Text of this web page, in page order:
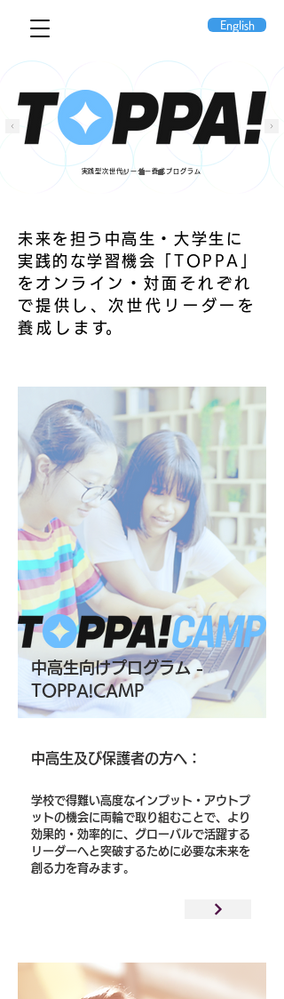
English
​実践型次世代リーダー養成プログラム
未来を担う中高生・大学生に
実践的な学習機会「TOPPA」
を オンライン・対面それぞれ
で提供し、 次世代リーダーを
養成しま す。
​中高生向けプログラム -
TOPPA!CAMP
中高生及び保護者の方へ：
学校で得難い高度なインプット・アウトプ
ットの機会に両輪で取り組むことで、より
効果的・効率的に、グローバルで活躍する
リーダーへと突破するために必要な未来を
創る力を育みます。